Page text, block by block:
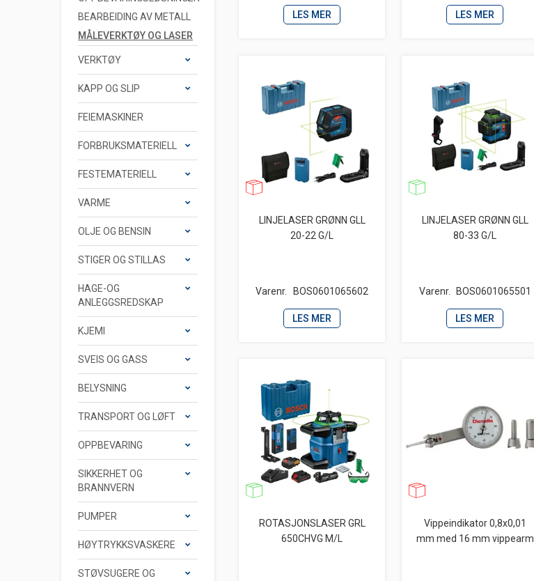
BEARBEIDING AV METALL
MÅLEVERKTØY OG LASER
VERKTØY
KAPP OG SLIP
FEIEMASKINER
FORBRUKSMATERIELL
FESTEMATERIELL
VARME
OLJE OG BENSIN
STIGER OG STILLAS
HAGE-OG
ANLEGGSREDSKAP
KJEMI
SVEIS OG GASS
BELYSNING
TRANSPORT OG LØFT
OPPBEVARING
SIKKERHET OG
BRANNVERN
PUMPER
HØYTRYKKSVASKERE
STØVSUGERE OG
LES MER LES MER
LINJELASER GRØNN GLL
20-22 G/L
Varenr. BOS0601065602
LES MER
LINJELASER GRØNN GLL
80-33 G/L
Varenr. BOS0601065501
LES MER
ROTASJONSLASER GRL
650CHVG M/L
Vippeindikator 0,8x0,01
mm med 16 mm vippearm